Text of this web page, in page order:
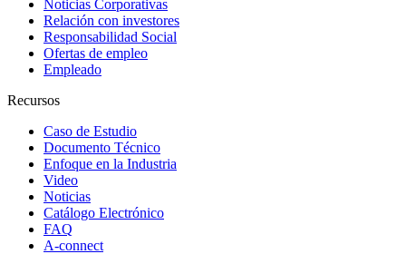
Noticias Corporativas
Relación con investores
Responsabilidad Social
Ofertas de empleo
Empleado
Recursos
Caso de Estudio
Documento Técnico
Enfoque en la Industria
Video
Noticias
Catálogo Electrónico
FAQ
A-connect